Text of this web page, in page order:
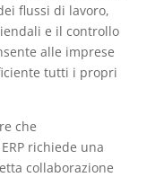
flussi di lavoro,
e il controllo
alle imprese
tutti i propri
che
richiede una
collaborazione